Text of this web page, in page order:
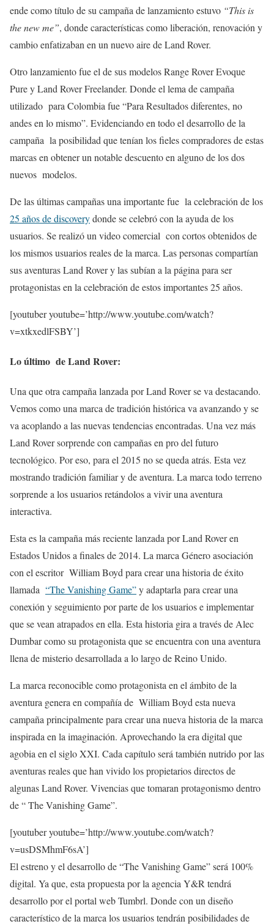
ende como título de su campaña de lanzamiento estuvo “This is
the new me”, donde características como liberación, renovación y
cambio enfatizaban en un nuevo aire de Land Rover.
Otro lanzamiento fue el de sus modelos Range Rover Evoque
Pure y Land Rover Freelander. Donde el lema de campaña
utilizado para Colombia fue “Para Resultados diferentes, no
andes en lo mismo”. Evidenciando en todo el desarrollo de la
campaña la posibilidad que tenían los fieles compradores de estas
marcas en obtener un notable descuento en alguno de los dos
nuevos modelos.
De las últimas campañas una importante fue la celebración de los
25 años de discoverydonde se celebró con la ayuda de los
usuarios. Se realizó un video comercial con cortos obtenidos de
los mismos usuarios reales de la marca. Las personas compartían
sus aventuras Land Rover y las subían a la página para ser
protagonistas en la celebración de estos importantes 25 años.
[youtuber youtube=’http://www.youtube.com/watch?
v=xtkxedlFSBY’]
Lo último de Land Rover:
Una que otra campaña lanzada por Land Rover se va destacando.
Vemos como una marca de tradición histórica va avanzando y se
va acoplando a las nuevas tendencias encontradas. Una vez más
Land Rover sorprende con campañas en pro del futuro
tecnológico. Por eso, para el 2015 no se queda atrás. Esta vez
mostrando tradición familiar y de aventura. La marca todo terreno
sorprende a los usuarios retándolos a vivir una aventura
interactiva.
Esta es la campaña más reciente lanzada por Land Rover en
Estados Unidos a finales de 2014. La marca Género asociación
con el escritor William Boyd para crear una historia de éxito
llamada “The Vanishing Game”y adaptarla para crear una
conexión y seguimiento por parte de los usuarios e implementar
que se vean atrapados en ella. Esta historia gira a través de Alec
Dumbar como su protagonista que se encuentra con una aventura
llena de misterio desarrollada a lo largo de Reino Unido.
La marca reconocible como protagonista en el ámbito de la
aventura genera en compañía de William Boyd esta nueva
campaña principalmente para crear una nueva historia de la marca
inspirada en la imaginación. Aprovechando la era digital que
agobia en el siglo XXI. Cada capítulo será también nutrido por las
aventuras reales que han vivido los propietarios directos de
algunas Land Rover. Vivencias que tomaran protagonismo dentro
de “ The Vanishing Game”.
[youtuber youtube=’http://www.youtube.com/watch?
v=usDSMhmF6sA’]
El estreno y el desarrollo de “The Vanishing Game” será 100%
digital. Ya que, esta propuesta por la agencia Y&R tendrá
desarrollo por el portal web Tumbrl. Donde con un diseño
característico de la marca los usuarios tendrán posibilidades de